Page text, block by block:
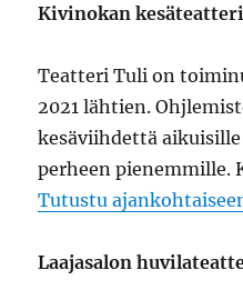
Kivinokan kesäteatteri
Teatteri Tuli on
2021 lähtien.
kesäviihdettä
perheen pienemmille.
Tutustu
Laajasalon